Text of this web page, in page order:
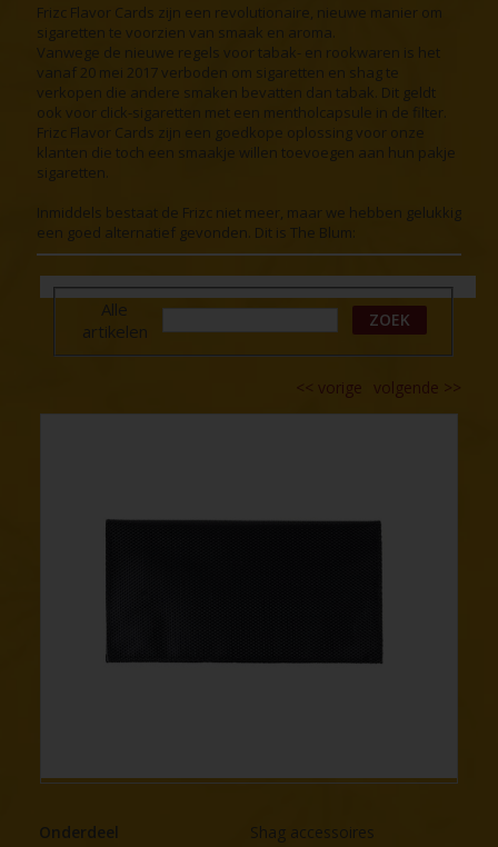
Frizc Flavor Cards zijn een revolutionaire, nieuwe manier om
sigaretten te voorzien van smaak en aroma.
Vanwege de nieuwe regels voor tabak- en rookwaren is het
vanaf 20 mei 2017 verboden om sigaretten en shag te
verkopen die andere smaken bevatten dan tabak. Dit geldt
ook voor click-sigaretten met een mentholcapsule in de filter.
Frizc Flavor Cards zijn een goedkope oplossing voor onze
klanten die toch een smaakje willen toevoegen aan hun pakje
sigaretten.
Inmiddels bestaat de Frizc niet meer, maar we hebben gelukkig
een goed alternatief gevonden. Dit is The Blum:
Alle
artikelen
ZOEK
volgende >>
<< vorige
Onderdeel
Shag accessoires